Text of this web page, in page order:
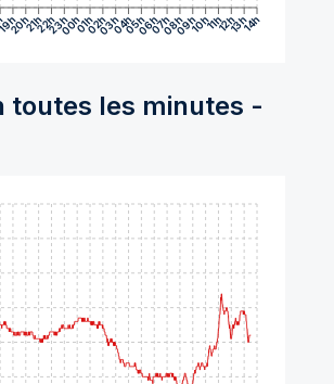
20h21h22h23h00h01h02h03h04h05h06h07h08h09h10h11h12h13h14h
toutes les minutes -